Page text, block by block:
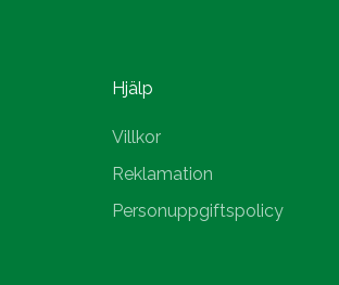
Hjälp
Villkor
Reklamation
Personuppgiftspolicy